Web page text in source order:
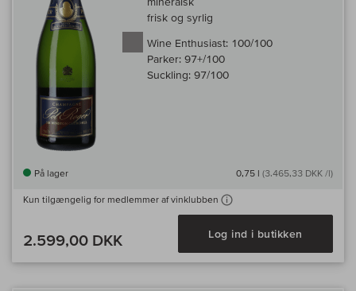
frisk og syrlig
Wine Enthusiast: 100/100
Parker: 97+/100
Suckling: 97/100
På lager 0,75 l (3.465,33 DKK /l)
Kun tilgængelig for medlemmer af vinklubben
2.599,00 DKK Log ind i butikken